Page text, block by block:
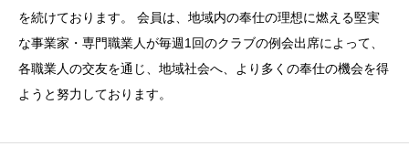
を続けております。 会員は、地域内の奉仕の理想に燃える堅実
な事業家・専門職業人が毎週1回のクラブの例会出席によって、
各職業人の交友を通じ、地域社会へ、より多くの奉仕の機会を得
ようと努力しております。